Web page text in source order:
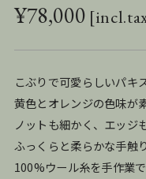
¥78,000
こぶりで可愛らしいパキ
黄色とオレンジの色味が
ノットも細かく、エッジ
ふっくらと柔らかな手触
100%ウール糸を手作業